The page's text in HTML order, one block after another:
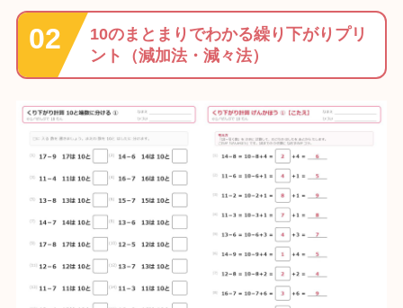
10のまとまりでわかる繰り下がりプリ
ント（減加法・減々法）